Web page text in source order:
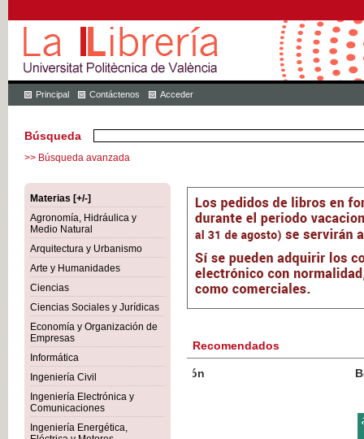
Principal Contáctenos Acceder
Búsqueda
>> Búsqueda avanzada
Materias [+/-]
Agronomía, Hidráulica y
Medio Natural
Arquitectura y Urbanismo
Arte y Humanidades
Ciencias
Ciencias Sociales y Jurídicas
Economía y Organización de
Empresas
Informática
Ingeniería Civil
Ingeniería Electrónica y
Comunicaciones
Ingeniería Energética,
Recomendados
Botánica Agroalimentaria